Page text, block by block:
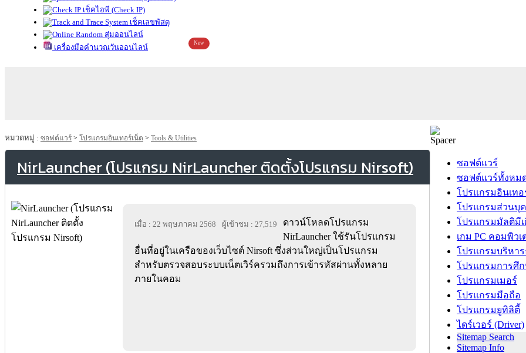
เช็คไอพี (Check IP)
เช็คเลขพัสดุ
สุ่มออนไลน์
เครื่องมือคำนวณวันออนไลน์
New
หมวดหมู่ : ซอฟต์แวร์ > โปรแกรมอินเทอร์เน็ต > Tools & Utilities
NirLauncher (โปรแกรม NirLauncher ติดตั้งโปรแกรม Nirsoft)
เมื่อ : 22 พฤษภาคม 2568 ผู้เข้าชม : 27,519
ดาวน์โหลดโปรแกรม
NirLauncher ใช้รันโปรแกรม
อื่นที่อยู่ในเครือของเว็บไซต์ Nirsoft ซึ่งส่วนใหญ่เป็นโปรแกรม
สำหรับตรวจสอบระบบเน็ตเวิร์ครวมถึงการเข้ารหัสผ่านทั้งหลาย
ภายในคอม
ซอฟต์แวร์
ซอฟต์แวร์ทั้งหม
โปรแกรมอินเทอ
โปรแกรมส่วนบุ
โปรแกรมมัลติมีเ
เกม PC คอมพิวเ
โปรแกรมบริหา
โปรแกรมการศึ
โปรแกรมเมอร์
โปรแกรมมือถือ
โปรแกรมยูทิลิตี้
ไดร์เวอร์ (Driver)
Sitemap Search
Sitemap Info